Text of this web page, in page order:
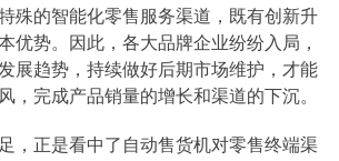
殊的智能化零售服务渠道，既有创新升
优势。因此，各大品牌企业纷纷入局，
展趋势，持续做好后期市场维护，才能
，完成产品销量的增长和渠道的下沉。
，正是看中了自动售货机对零售终端渠